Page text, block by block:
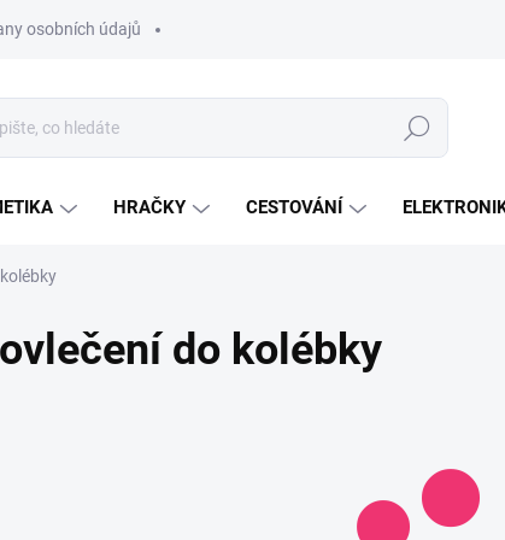
osobních údajů
Hledat
HRAČKY CESTOVÁNÍ
do kolébky